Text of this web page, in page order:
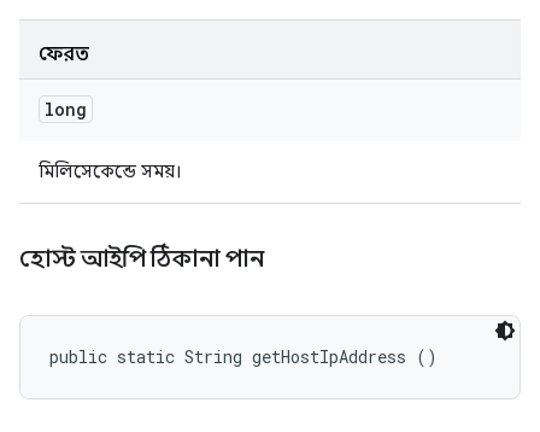
ফেরত
long
মিলিসেকেন্ডে সময়।
হোস্ট আইপি ঠিকানা পান
public static String getHostIpAddress ()